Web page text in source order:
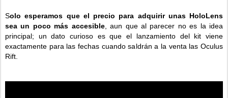
Solo esperamos que el precio para adquirir unas HoloLens
sea un poco más accesible, aun que al parecer no es la idea
principal; un dato curioso es que el lanzamiento del kit viene
exactamente para las fechas cuando saldrán a la venta las Oculus
Rift.